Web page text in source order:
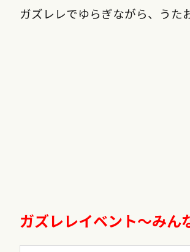
ガズレレでゆらぎながら、うた
ガズレレイベント〜みん